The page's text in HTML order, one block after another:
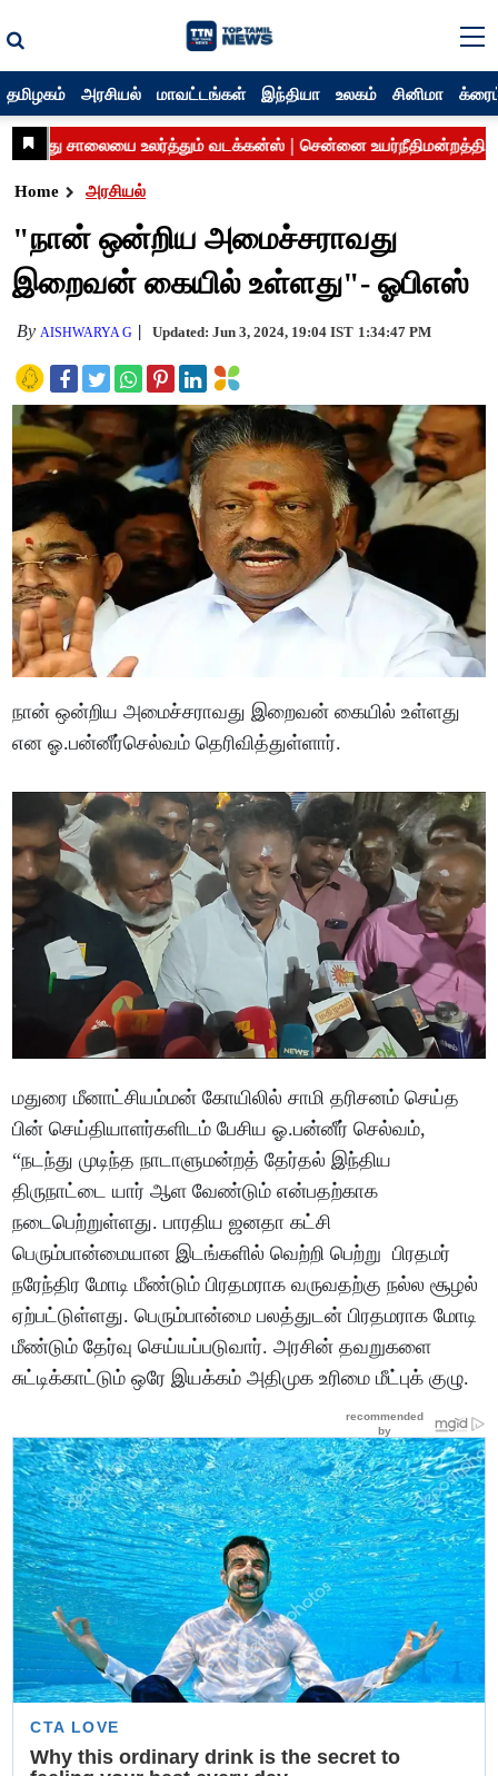
தமிழகம் அரசியல் மாவட்டங்கள் இந்தியா உலகம் சினிமா
Home அரசியல்
"நான் ஒன்றிய அமைச்சராவது
இறைவன் கையில் உள்ளது"- ஓபிஎஸ்
By AISHWARYA G Updated: Jun 3, 2024, 19:04 IST 1:34:47 PM
நான் ஒன்றிய அமைச்சராவது இறைவன் கையில் உள்ளது
என ஓ.பன்னீர்செல்வம் தெரிவித்துள்ளார்.
மதுரை மீனாட்சியம்மன் கோயிலில் சாமி தரிசனம் செய்த
பின் செய்தியாளர்களிடம் பேசிய ஓ.பன்னீர் செல்வம்,
“நடந்து முடிந்த நாடாளுமன்றத் தேர்தல் இந்திய
திருநாட்டை யார் ஆள வேண்டும் என்பதற்காக
நடைபெற்றுள்ளது. பாரதிய ஜனதா கட்சி
பெரும்பான்மையான இடங்களில் வெற்றி பெற்று பிரதமர்
நரேந்திர மோடி மீண்டும் பிரதமராக வருவதற்கு நல்ல சூழல்
ஏற்பட்டுள்ளது. பெரும்பான்மை பலத்துடன் பிரதமராக மோடி
மீண்டும் தேர்வு செய்யப்படுவார். அரசின் தவறுகளை
சுட்டிக்காட்டும் ஒரே இயக்கம் அதிமுக உரிமை மீட்புக் குழு.